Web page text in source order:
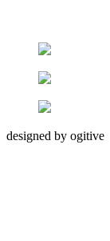
designed by ogitive